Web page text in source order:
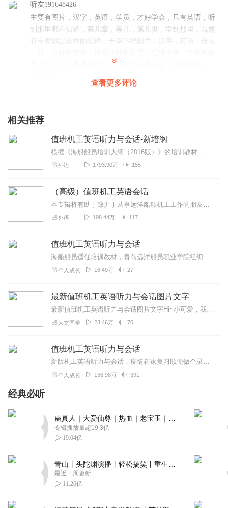
听友191648426
主要有图片，汉字，英语，学员，才好学会，只有英语，听
到那里都不知道，第几章，等几，第几页，学到那里，既然
有专家做岀这样的软件，干嘛不把图片，汉字，英语，连在
不了呢？应该是废物专家。如果专家不满意，请联系我，
黄昏之臉
2020-05-27
醇香阁酒庄茗韵轩茶庄
2019-11-15
曼珠沙华灬
2019-12-18
查看更多评论
相关推荐
值班机工英语听力与会话-新培纲
根据《海船船员培训大纲（2016版）》的培训教材，制作了英文加中文的录音，希望大家英汉结合、对照记忆，顺利通过考试，拿到适任证书！
外语 1793.90万 155
（高级）值班机工英语会话
本专辑将有助于致力于从事远洋船舶机工工作的朋友们，祝你们顺利通过考试，拿到适任证书。
外语 198.44万 117
值班机工英语听力与会话
海船船员适任培训教材，青岛远洋船员职业学院组织编写（2019版）
个人成长 16.49万 27
最新值班机工英语听力与会话图片文字
最新值班机工英语听力与会话图片文字Hi~小可爱，我是春风，满心欢喜，满眼是你，用心陪伴每一个真爱粉！茫茫喜马，与你有缘相遇，我不胜欢喜。我想在每一个你难熬的时刻...
人文国学 23.46万 70
值班机工英语听力与会话
新版机工英语听力与会话，疫情在家复习顺便做个录音希望考必过与大家共勉
个人成长 136.98万 391
经典必听
专辑播放量超19.3亿
19.04亿
最近一周更新
11.26亿